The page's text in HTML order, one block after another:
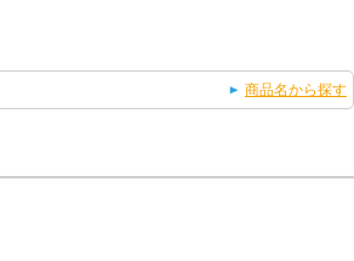
商品名から探す